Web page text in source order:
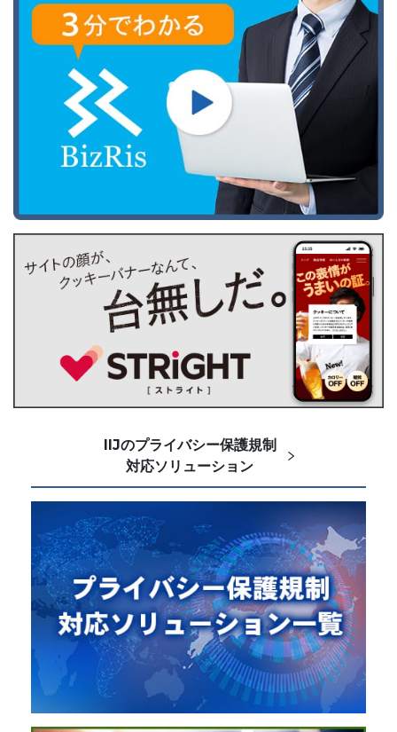
IIJのプライバシー保護規制
対応ソリューション